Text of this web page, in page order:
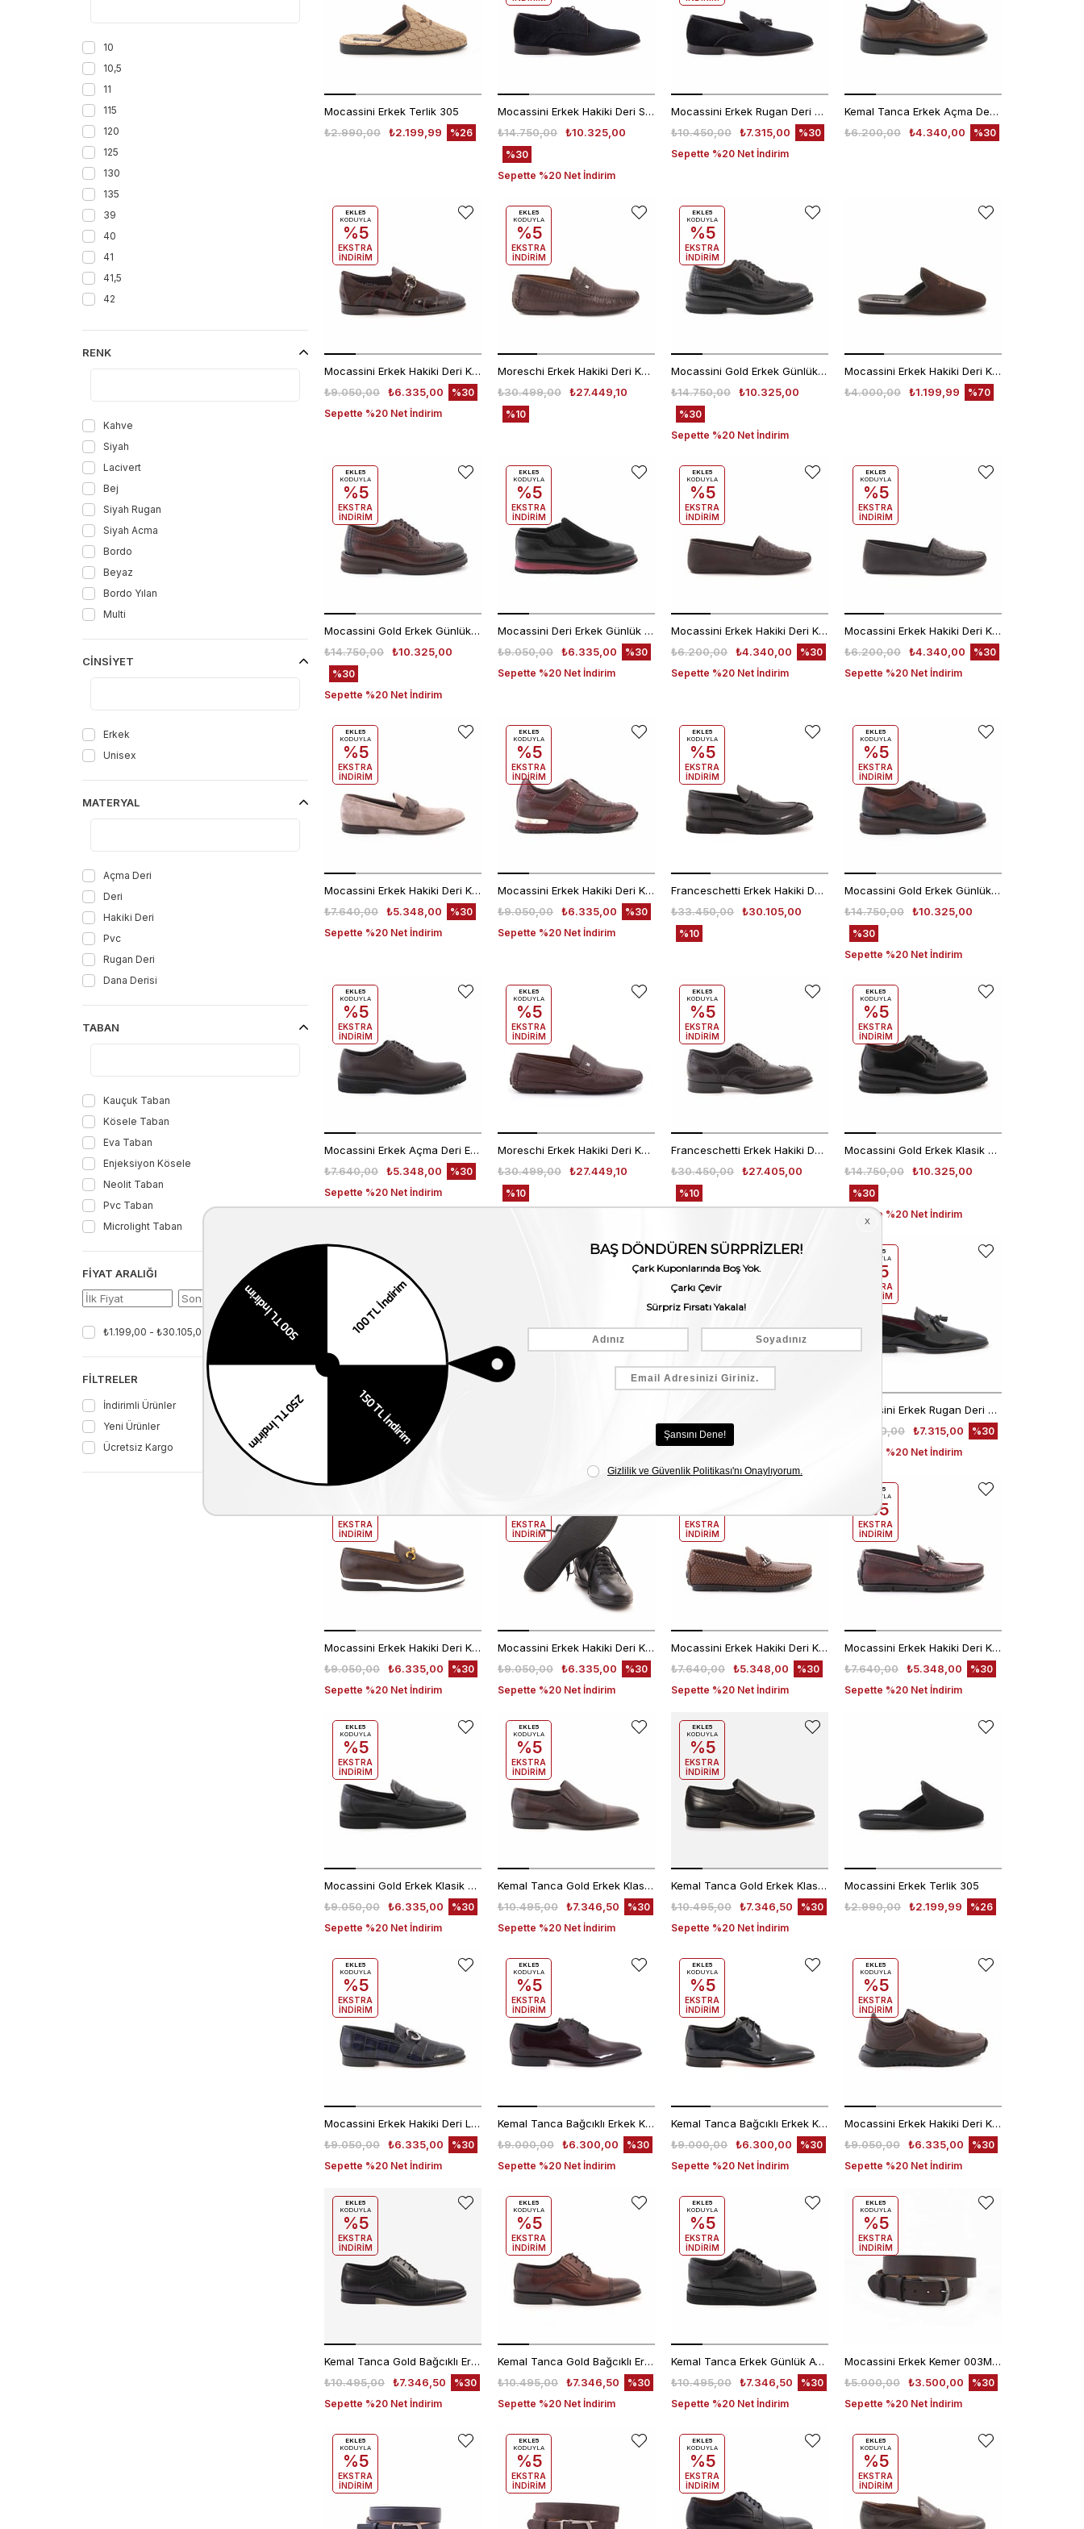
10
10,5
11
115
120
125
130
135
39
40
41
41,5
42
48
5
6
6,5
7
7,5
7.5
8
8,5
8.5
9,5
RENK
Kahve
Siyah
Lacivert
Bej
Siyah Rugan
Siyah Acma
Bordo
Beyaz
Bordo Yılan
Multi
CINSIYET
Erkek
Unisex
MATERYAL
Açma Deri
Deri
Hakiki Deri
Pvc
Rugan Deri
Dana Derisi
TABAN
Kauçuk Taban
Kösele Taban
Eva Taban
Enjeksiyon Kösele
Neolit Taban
Pvc Taban
Microlight Taban
FIYAT ARALIĞI
₺1.199,00 - ₺30.105,00(70)
FILTRELER
İndirimli Ürünler
Yeni Ürünler
Ücretsiz Kargo
Mocassini Erkek Terlik 305
₺2.199,99
₺2.990,00 %26
Mocassini Erkek Hakiki Deri Siyah Klasik Ayakkabı
₺10.325,00
₺14.750,00
%30
Sepette %20 Net İndirim
Mocassini Erkek Rugan Deri Siyah Klasik Ayakkabı
₺7.315,00
₺10.450,00
%30
Sepette %20 Net İndirim
Kemal Tanca Erkek Açma Deri Kahverengi Bağcıklı Klasik Ayakkabı Kauçuk Taban 0189
₺4.340,00
₺6.200,00 %30
Mocassini Erkek Hakiki Deri Kahverengi Kroko Günlük Ayakkabı
₺6.335,00
₺9.050,00
%30
Sepette %20 Net İndirim
EKLE5
KODUYLA
%5
EKSTRA
İNDİRİM
Moreschi Erkek Hakiki Deri Kahverengi Loafer Konforlu Ayakkabı
₺27.449,10
₺30.499,00
%10
EKLE5
KODUYLA
%5
EKSTRA
İNDİRİM
Mocassini Gold Erkek Günlük Ayakkabı 50234
₺10.325,00
₺14.750,00
%30
Sepette %20 Net İndirim
EKLE5
KODUYLA
%5
EKSTRA
İNDİRİM
Mocassini Erkek Hakiki Deri Kauçuk Taban Kahverengi Terlik Terlik
₺1.199,99
₺4.000,00 %70
Mocassini Gold Erkek Günlük Ayakkabı 50234
₺10.325,00
₺14.750,00
%30
Sepette %20 Net İndirim
EKLE5
KODUYLA
%5
EKSTRA
İNDİRİM
Mocassini Deri Erkek Günlük Ayakkabı D7209
₺6.335,00
₺9.050,00
%30
Sepette %20 Net İndirim
EKLE5
KODUYLA
%5
EKSTRA
İNDİRİM
Mocassini Erkek Hakiki Deri Kauçuk Taban Kahverengi Terlik Terlik
₺4.340,00
₺6.200,00
%30
Sepette %20 Net İndirim
EKLE5
KODUYLA
%5
EKSTRA
İNDİRİM
Mocassini Erkek Hakiki Deri Kauçuk Taban Siyah Terlik Terlik
₺4.340,00
₺6.200,00
%30
Sepette %20 Net İndirim
EKLE5
KODUYLA
%5
EKSTRA
İNDİRİM
Mocassini Erkek Hakiki Deri Kauçuk Taban Vizon-Kahverengi Günlük Ayakkabı
₺5.348,00
₺7.640,00
%30
Sepette %20 Net İndirim
EKLE5
KODUYLA
%5
EKSTRA
İNDİRİM
Mocassini Erkek Hakiki Deri Kauçuk Taban Bordo Spor & Sneaker Ayakkabı
₺6.335,00
₺9.050,00
%30
Sepette %20 Net İndirim
EKLE5
KODUYLA
%5
EKSTRA
İNDİRİM
Franceschetti Erkek Hakiki Deri Kauçuk Taban Siyah Loafer Konforlu Ayakkabı
₺30.105,00
₺33.450,00
%10
EKLE5
KODUYLA
%5
EKSTRA
İNDİRİM
Mocassini Gold Erkek Günlük Ayakkabı 50259
₺10.325,00
₺14.750,00
%30
Sepette %20 Net İndirim
EKLE5
KODUYLA
%5
EKSTRA
İNDİRİM
Mocassini Erkek Açma Deri Eva Taban Kahverengi Günlük Ayakkabı
₺5.348,00
₺7.640,00
%30
Sepette %20 Net İndirim
EKLE5
KODUYLA
%5
EKSTRA
İNDİRİM
Moreschi Erkek Hakiki Deri Kauçuk Taban Kahverengi Loafer Konforlu Ayakkabı
₺27.449,10
₺30.499,00
%10
EKLE5
KODUYLA
%5
EKSTRA
İNDİRİM
Franceschetti Erkek Hakiki Deri Koyu Kahverengi Klasik Ayakkabı
₺27.405,00
₺30.450,00
%10
EKLE5
KODUYLA
%5
EKSTRA
İNDİRİM
Mocassini Gold Erkek Klasik Ayakkabı 50265​​​​​​​
₺10.325,00
₺14.750,00
%30
Sepette %20 Net İndirim
EKLE5
KODUYLA
%5
EKSTRA
İNDİRİM
₺3.346,00
Sepette %20 Net İndirim
EKLE5
₺7.640,00
EKLE5
%5
EKSTRA
İNDİRİM
Mocassini Erkek Rugan Deri Siyah Klasik Ayakkabı
₺7.315,00
₺10.450,00
Sepette %20 Net İndirim
%30
EKLE5
KODUYLA
%5
EKSTRA
İNDİRİM
Mocassini Erkek Hakiki Deri Kauçuk Taban Kahverengi Günlük Ayakkabı
₺6.335,00
₺9.050,00
Sepette %20 Net İndirim
%30
%5
EKSTRA
İNDİRİM
Mocassini Erkek Hakiki Deri Kauçuk Taban Siyah Günlük Ayakkabı
₺6.335,00
₺9.050,00
Sepette %20 Net İndirim
%30
%5
EKSTRA
İNDİRİM
Mocassini Erkek Hakiki Deri Kauçuk Taban Kahverengi Günlük Ayakkabı
₺5.348,00
₺7.640,00
Sepette %20 Net İndirim
%30
%5
EKSTRA
İNDİRİM
Mocassini Erkek Hakiki Deri Kauçuk Taban Bordo Günlük Ayakkabı
₺5.348,00
₺7.640,00
Sepette %20 Net İndirim
%30
EKLE5
KODUYLA
%5
EKSTRA
İNDİRİM
Mocassini Gold Erkek Klasik Ayakkabı 63518
₺6.335,00
₺9.050,00
Sepette %20 Net İndirim
%30
EKLE5
KODUYLA
%5
EKSTRA
İNDİRİM
Kemal Tanca Gold Erkek Klasik Ayakkabı 6270-37
₺7.346,50
₺10.495,00
Sepette %20 Net İndirim
%30
EKLE5
KODUYLA
%5
EKSTRA
İNDİRİM
Kemal Tanca Gold Erkek Klasik Ayakkabı 6270-37
₺7.346,50
₺10.495,00
Sepette %20 Net İndirim
%30
EKLE5
KODUYLA
%5
EKSTRA
İNDİRİM
Mocassini Erkek Terlik 305
₺2.199,99
₺2.990,00 %26
Mocassini Erkek Hakiki Deri Lacivert Kroko Klasik Ayakkabı
₺6.335,00
₺9.050,00
Sepette %20 Net İndirim
%30
EKLE5
KODUYLA
%5
EKSTRA
İNDİRİM
Kemal Tanca Bağcıklı Erkek Klasik Ayakkabı 700
₺6.300,00
₺9.000,00
Sepette %20 Net İndirim
%30
EKLE5
KODUYLA
%5
EKSTRA
İNDİRİM
Kemal Tanca Bağcıklı Erkek Klasik Ayakkabı 700
₺6.300,00
₺9.000,00
Sepette %20 Net İndirim
%30
EKLE5
KODUYLA
%5
EKSTRA
İNDİRİM
Mocassini Erkek Hakiki Deri Kauçuk Taban Kahverengi Spor & Sneaker Ayakkabı
₺6.335,00
₺9.050,00
Sepette %20 Net İndirim
%30
EKLE5
KODUYLA
%5
EKSTRA
İNDİRİM
Kemal Tanca Gold Bağcıklı Erkek Klasik Ayakkabı 66-109
₺7.346,50
₺10.495,00
Sepette %20 Net İndirim
%30
EKLE5
KODUYLA
%5
EKSTRA
İNDİRİM
Kemal Tanca Gold Bağcıklı Erkek Klasik Ayakkabı 66-109
₺7.346,50
₺10.495,00
Sepette %20 Net İndirim
%30
EKLE5
KODUYLA
%5
EKSTRA
İNDİRİM
Kemal Tanca Erkek Günlük Ayakkabı 9430-1
₺7.346,50
₺10.495,00
Sepette %20 Net İndirim
%30
EKLE5
KODUYLA
%5
EKSTRA
İNDİRİM
Mocassini Erkek Kemer 003MCSN B3245
₺3.500,00
₺5.000,00
Sepette %20 Net İndirim
%30
EKLE5
KODUYLA
%5
EKSTRA
İNDİRİM
EKLE5
KODUYLA
%5
EKSTRA
İNDİRİM
EKLE5
KODUYLA
%5
EKSTRA
İNDİRİM
EKLE5
KODUYLA
%5
EKSTRA
İNDİRİM
EKLE5
KODUYLA
%5
EKSTRA
İNDİRİM